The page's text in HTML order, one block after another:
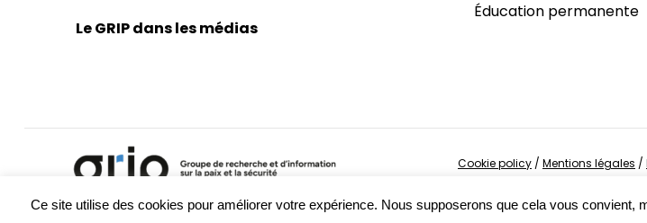
Le GRIP dans les médias
Éducation permanente
Cookie policy / Mentions légales /
Ce site utilise des cookies pour améliorer votre expérience. Nous supposerons que cela vous convient,